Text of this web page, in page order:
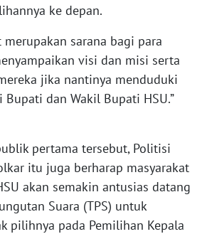
ke depan.
merupakan sarana bagi para
visi dan misi serta
jika nantinya menduduki
Bupati dan Wakil Bupati HSU.”
pertama tersebut, Politisi
itu juga berharap masyarakat
akan semakin antusias datang
Suara (TPS) untuk
pilihnya pada Pemilihan Kepala